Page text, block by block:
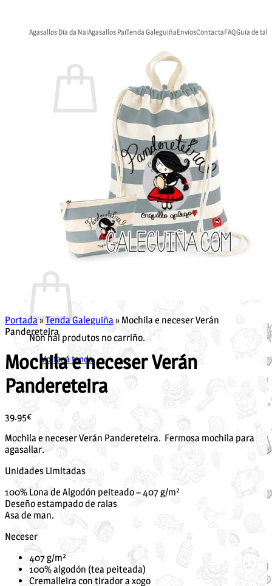
Agasallos Día da NaiAgasallos PaiTenda GaleguiñaEnvíosContactaFAQGuía de
Non hai produtos no carriño.
Voltar á tenda
Non hai produtos no carriño.
Voltar á tenda
Portada»Tenda Galeguiña » Mochila e neceser Verán
Pandereteira
Mochila e neceser Verán
Pandereteira
39.95€
Mochila e neceser Verán Pandereteira. Fermosa mochila para
agasallar.
Unidades Limitadas
100% Lona de Algodón peiteado – 407 g/m²
Deseño estampado de raias
Asa de man.
Neceser
407 g/m²
100% algodón (tea peiteada)
Cremalleira con tirador a xogo